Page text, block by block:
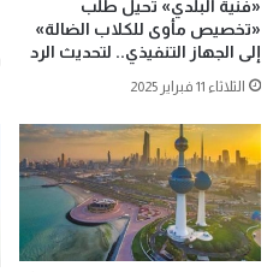
«فنية البلدي» تُحيل طلب
«تخصيص مأوى للكلاب الضالة»
إلى الجهاز التنفيذي.. لتحديث الرد
الثلاثاء 11 فبراير 2025